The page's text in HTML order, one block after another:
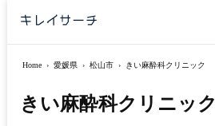
Home › 愛媛県 › 松山市 › きい麻酔科クリニック
きい麻酔科クリニック